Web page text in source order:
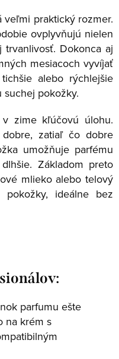
praktický rozmer.
ovplyvňujú nielen
Dokonca aj
mesiacoch vyvíjať
alebo rýchlejšie
suchej pokožky.
zime kľúčovú úlohu.
zatiaľ čo dobre
umožňuje parfému
Základom preto
mlieko alebo telový
ideálne bez
parfumu ešte
na krém s